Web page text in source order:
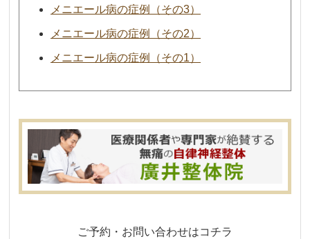
メニエール病の症例（その3）
メニエール病の症例（その2）
メニエール病の症例（その1）
ご予約・お問い合わせはコチラ